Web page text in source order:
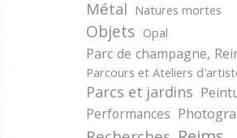
Métal Natures mortes
Objets Opal
Parc de champagne,
Parcours et Ateliers
Parcs et jardins
Performances